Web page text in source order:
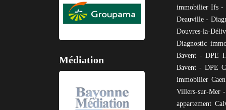
Médiation
immobilier Ifs -
Deauville -
Douvres-la-
Diagnostic
Bavent -DPE
Bavent -DPE
immobilier Caen
Villers-sur-Mer
appartement